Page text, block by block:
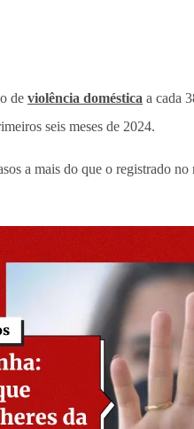
de violência doméstica a cada
seis meses de 2024.
a mais do que o registrado